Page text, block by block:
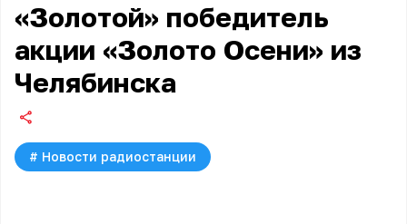
«Золотой» победитель
акции «Золото Осени» из
Челябинска
# Новости радиостанции